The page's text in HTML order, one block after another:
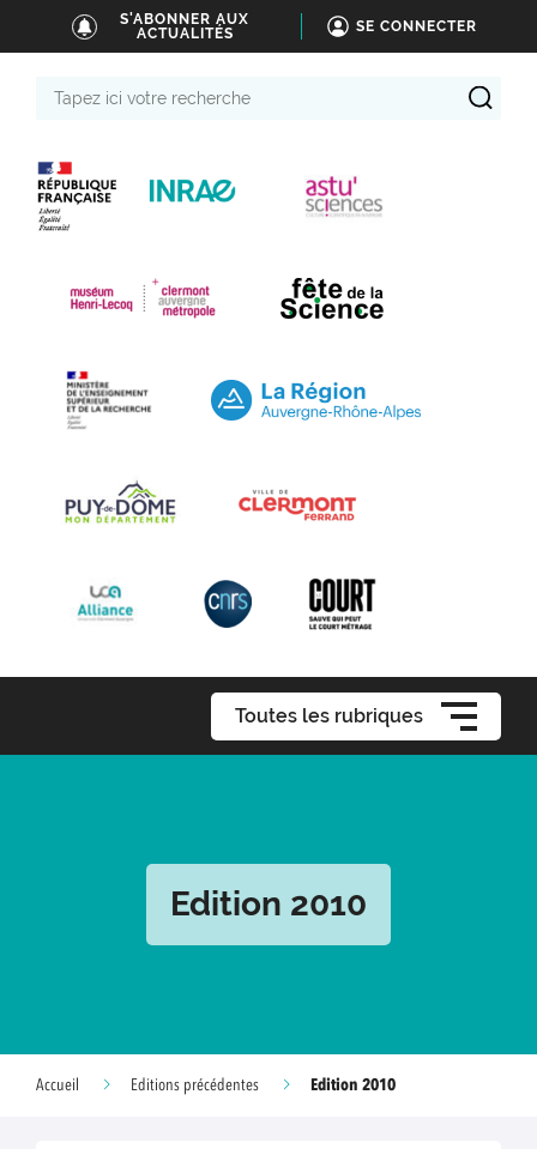
S'ABONNER AUX
ACTUALITÉS
SE CONNECTER
Toutes les rubriques
Edition 2010
Accueil Editions précédentes Edition 2010